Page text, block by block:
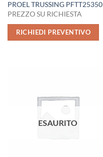
PROEL TRUSSING PFTT25350
PREZZO SU RICHIESTA
RICHIEDI PREVENTIVO
ESAURITO